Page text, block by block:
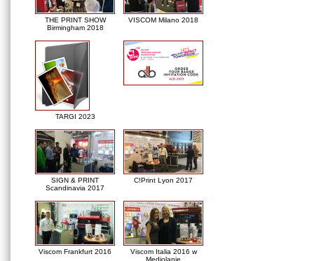
THE PRINT SHOW
Birmingham 2018
VISCOM Milano 2018
TARGI 2023
SIGN & PRINT
Scandinavia 2017
C!Print Lyon 2017
Viscom Frankfurt 2016
Viscom Italia 2016 w
Mediolanie